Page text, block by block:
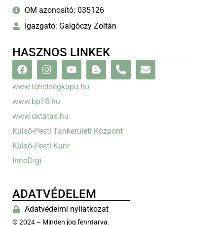
OM azonosító: 035126
Igazgató: Galgóczy Zoltán
HASZNOS LINKEK
www.tehetsegkapu.hu
www.bp18.hu
www.oktatas.hu
Külső-Pesti Tankerületi Központ
Külső-Pesti Kurír
InnoDigi
ADATVÉDELEM
Adatvédelmi nyilatkozat
© 2024 – Minden jog fenntarva.